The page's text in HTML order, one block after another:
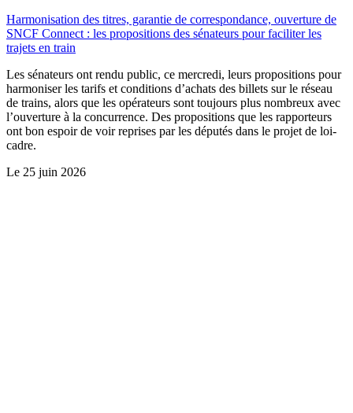
Harmonisation des titres, garantie de correspondance, ouverture de
SNCF Connect : les propositions des sénateurs pour faciliter les
trajets en train
Les sénateurs ont rendu public, ce mercredi, leurs propositions pour
harmoniser les tarifs et conditions d’achats des billets sur le réseau
de trains, alors que les opérateurs sont toujours plus nombreux avec
l’ouverture à la concurrence. Des propositions que les rapporteurs
ont bon espoir de voir reprises par les députés dans le projet de loi-
cadre.
Le 25 juin 2026